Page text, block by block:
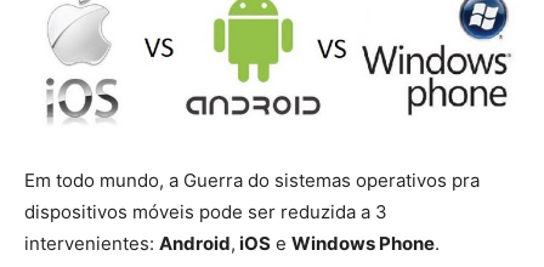
Em todo mundo, a Guerra do sistemas operativos pra
dispositivos móveis pode ser reduzida a 3
intervenientes: Android, iOS e Windows Phone.